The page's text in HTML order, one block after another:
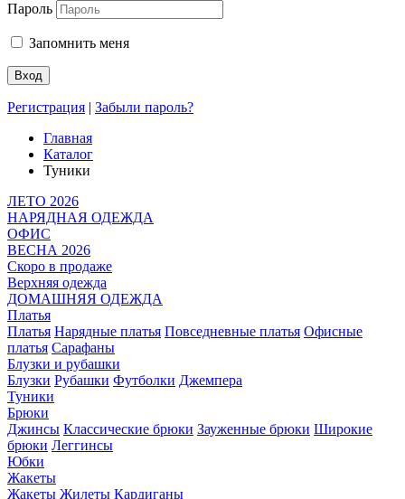
Пароль
Запомнить меня
Регистрация | Забыли пароль?
Главная
Каталог
Туники
ЛЕТО 2026
НАРЯДНАЯ ОДЕЖДА
ОФИС
ВЕСНА 2026
Скоро в продаже
Верхняя одежда
ДОМАШНЯЯ ОДЕЖДА
Платья
Платья Нарядные платья Повседневные платья Офисные
платья Сарафаны
Блузки и рубашки
Блузки Рубашки Футболки Джемпера
Туники
Брюки
Джинсы Классические брюки Зауженные брюки Широкие
брюки Леггинсы
Юбки
Жакеты
Жакеты Жилеты Кардиганы